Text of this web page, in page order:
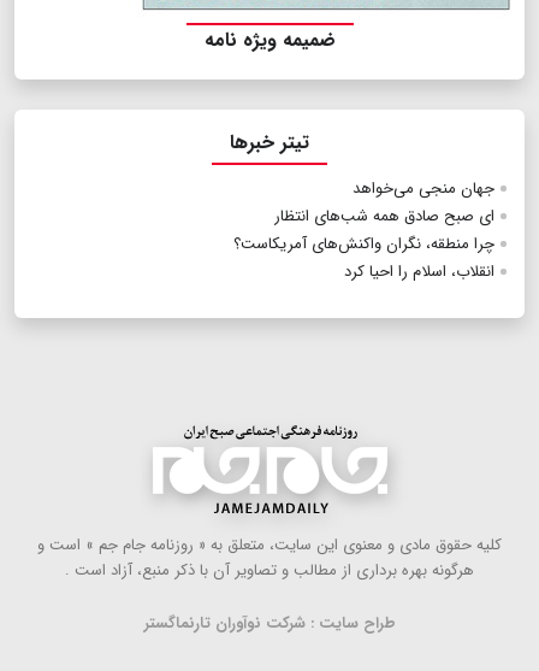
ضمیمه ویژه نامه
تیتر خبرها
جهان منجی می‌خواهد
ای صبح صادق همه شب‌های انتظار
چرا منطقه، نگران واکنش‌های آمریکاست؟
انقلاب، اسلام را احیا کرد
كلیه حقوق مادی و معنوی این سایت، متعلق به « روزنامه جام جم » است و
هرگونه بهره ‌برداری از مطالب و تصاویر آن با ذكر منبع، آزاد است .
طراح سایت : شرکت نوآوران تارنماگستر